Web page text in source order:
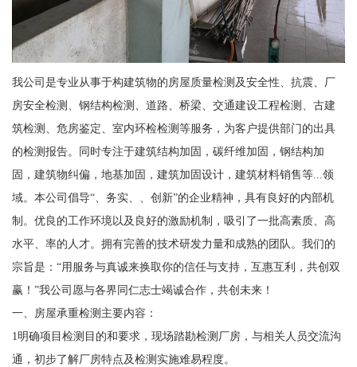
我公司是专业从事于构建筑物的房屋质量检测及安全性、抗震、厂
房安全检测、钢结构检测、道路、桥梁、交通建设工程检测、古建
筑检测、危房鉴定、室内环检检测等服务，为客户提供部门的出具
的检测报告。同时专注于建筑结构加固，碳纤维加固，钢结构加
固，建筑物纠偏，地基加固，建筑加固设计，建筑材料销售等...领
域。本公司倡导“、务实、、创新”的企业精神，具有良好的内部机
制。优良的工作环境以及良好的激励机制，吸引了一批高素质、高
水平、率的人才。拥有完善的技术研发力量和成熟的团队。我们的
宗旨是：“用服务与真诚来换取你的信任与支持，互惠互利，共创双
赢！”我公司愿与各界同仁志士竭诚合作，共创未来！
一、房屋承重检测主要内容：
1明确项目检测目的和要求，现场踏勘检测厂房，与相关人员交流沟
通，初步了解厂房特点及检测实施难易程度。